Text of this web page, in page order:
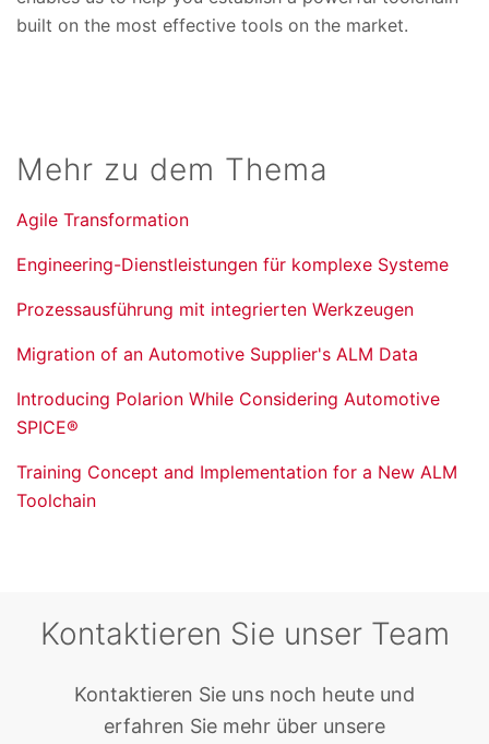
built on the most effective tools on the market.
Mehr zu dem Thema
Agile Transformation
Engineering-Dienstleistungen für komplexe Systeme
Prozessausführung mit integrierten Werkzeugen
Migration of an Automotive Supplier's ALM Data
Introducing Polarion While Considering Automotive
SPICE®
Training Concept and Implementation for a New ALM
Toolchain
Kontaktieren Sie unser Team
Kontaktieren Sie uns noch heute und
erfahren Sie mehr über unsere